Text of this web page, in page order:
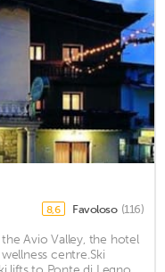
8,6 Favoloso (116)
Avio Valley, the hotel
centre.Ski